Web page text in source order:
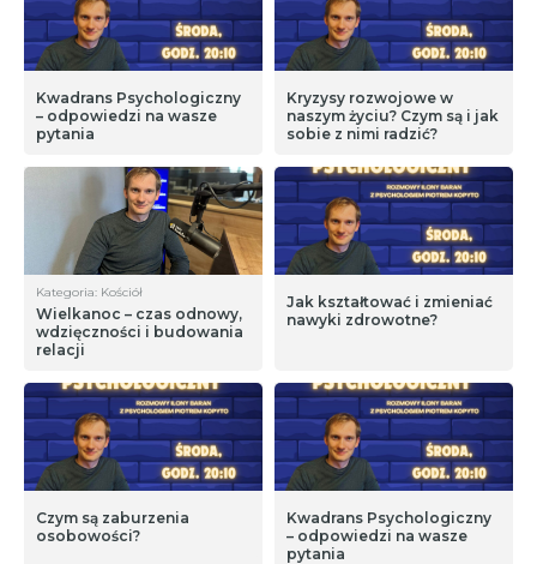
Kwadrans Psychologiczny
– odpowiedzi na wasze
pytania
Kryzysy rozwojowe w
naszym życiu? Czym są i jak
sobie z nimi radzić?
Kategoria: Kościół
Wielkanoc – czas odnowy,
wdzięczności i budowania
relacji
Jak kształtować i zmieniać
nawyki zdrowotne?
Czym są zaburzenia
osobowości?
Kwadrans Psychologiczny
– odpowiedzi na wasze
pytania